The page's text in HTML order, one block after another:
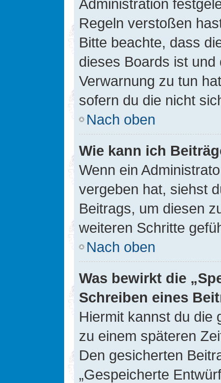
Administration
Regeln verstoßen
Bitte beachte, dass
dieses Boards ist
Verwarnung zu tun
sofern du die nicht
Nach oben
Wie kann ich
Wenn ein
vergeben hat, siehst
Beitrags, um diesen
weiteren Schritte
Nach oben
Was bewirkt die
Schreiben eines
Hiermit kannst du die
zu einem späteren
Den gesicherten
„Gespeicherte